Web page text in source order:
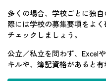
多くの場合、学校ごとに独
際には学校の募集要項をよ
チェックしましょう。
公立／私立を問わず、Excel
キルや、簿記資格があると有